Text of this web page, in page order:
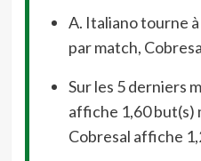
A. Italiano tourne
par match,
Sur les 5 derniers
affiche 1,60 but(s)
Cobresal affiche